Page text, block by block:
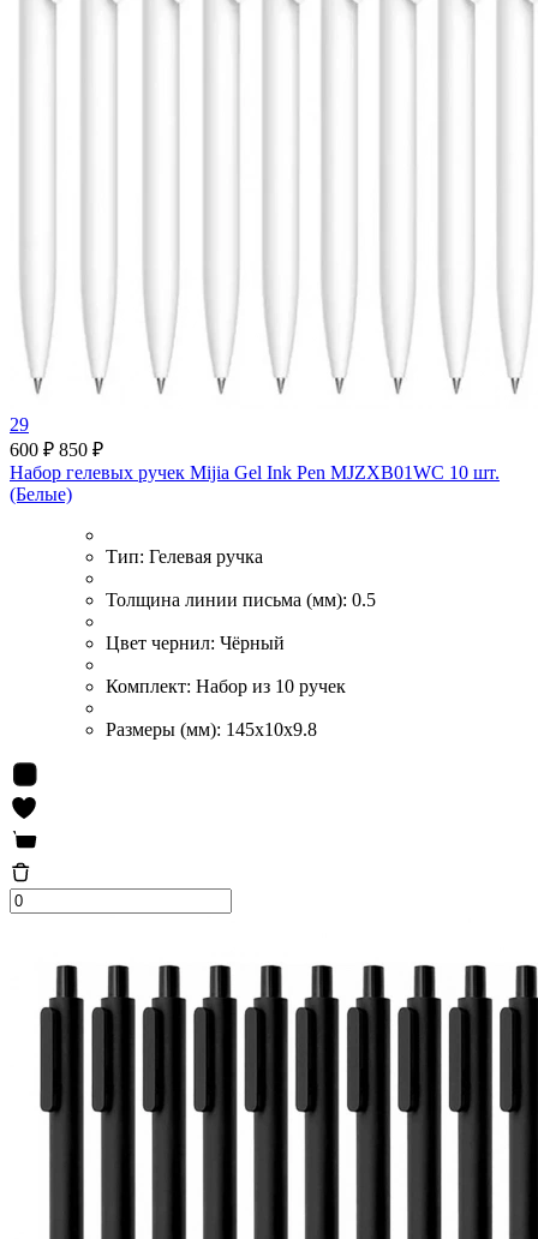
29
600 ₽ 850 ₽
Набор гелевых ручек Mijia Gel Ink Pen MJZXB01WC 10 шт.
(Белые)
Тип: Гелевая ручка
Толщина линии письма (мм): 0.5
Цвет чернил: Чёрный
Комплект: Набор из 10 ручек
Размеры (мм): 145x10x9.8